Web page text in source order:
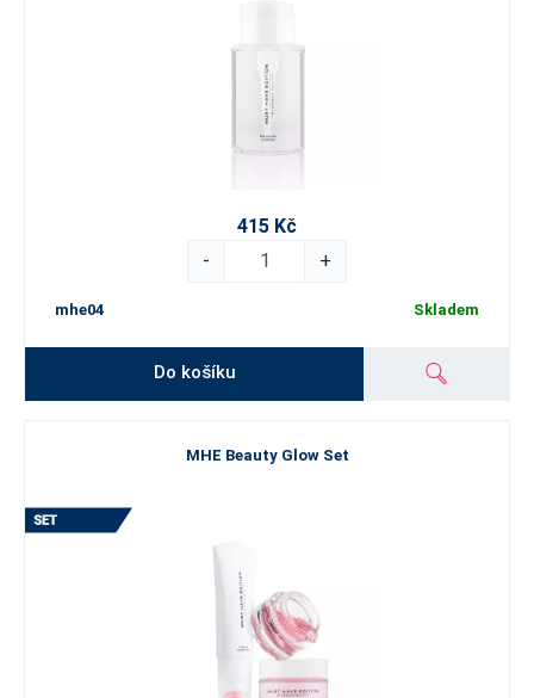
415 Kč
-
+
mhe04 Skladem
Do košíku
MHE Beauty Glow Set